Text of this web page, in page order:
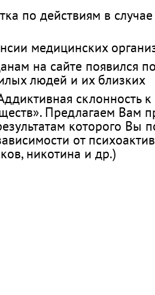
по действиям в
медицинских
на сайте появился
людей и их близких
склонность
Предлагаем Вам
которого Вы
от
никотина и др.)